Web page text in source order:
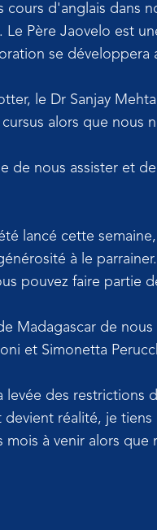
d'anglais dans
Père Jaovelo est
se développera
le Dr Sanjay
alors que nous
de nous assister et
lancé cette
à le
pouvez faire partie
Madagascar de
et Simonetta
levée des
réalité, je
mois à venir alors